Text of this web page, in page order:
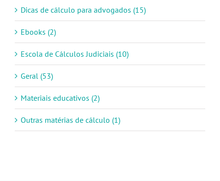
Dicas de cálculo para advogados (15)
Ebooks (2)
Escola de Cálculos Judiciais (10)
Geral (53)
Materiais educativos (2)
Outras matérias de cálculo (1)